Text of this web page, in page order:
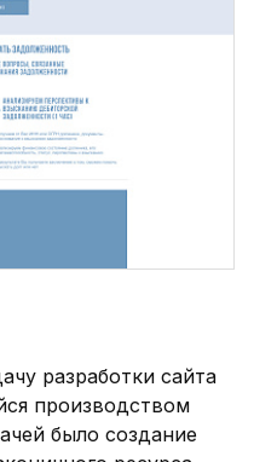
разработки сайта
производством
было создание